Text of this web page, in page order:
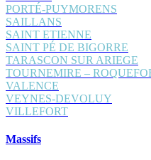
PORTÉ-PUYMORENS
SAILLANS
SAINT ETIENNE
SAINT PÉ DE BIGORRE
TARASCON SUR ARIEGE
TOURNEMIRE –
VALENCE
VEYNES-DEVOLUY
VILLEFORT
Massifs